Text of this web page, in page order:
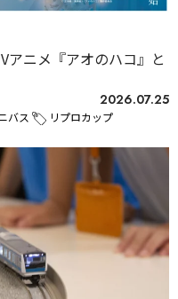
アニメ『アオのハコ』と
2026.07.25
バス リプロカップ